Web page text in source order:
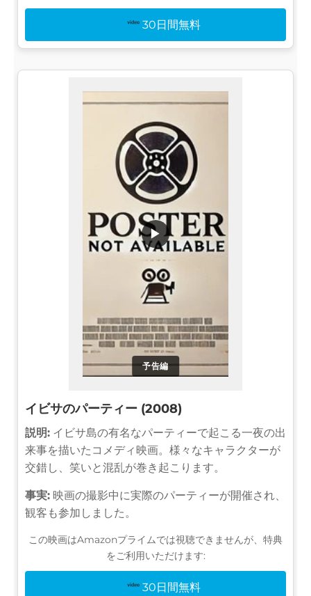
30日間無料
予告編
▶
イビサのパーティー (2008)
説明: イビサ島の有名なパーティーで起こる一夜の出
来事を描いたコメディ映画。様々なキャラクターが
交錯し、笑いと混乱が巻き起こります。
事実: 映画の撮影中に実際のパーティーが開催され、
観客も参加しました。
この映画はAmazonプライムでは視聴できませんが、特典
をご利用いただけます:
30日間無料